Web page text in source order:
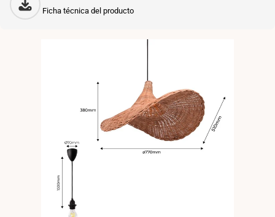
Ficha técnica del producto